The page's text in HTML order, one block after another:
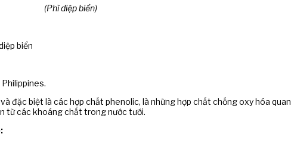
(Phì diệp biển)
biển
đặc biệt là các hợp chất phenolic, là những hợp chất chống oxy hóa quan
từ các khoáng chất trong nước tưới.